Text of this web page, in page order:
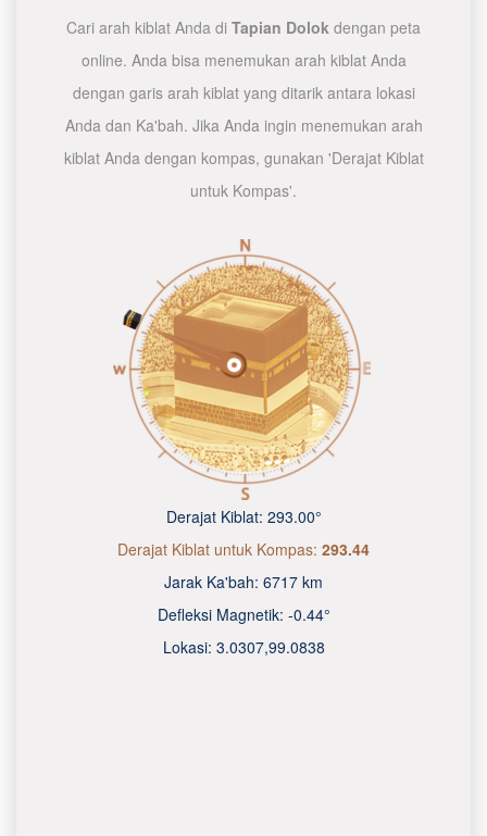
Cari arah kiblat Anda di Tapian Dolok dengan peta
online. Anda bisa menemukan arah kiblat Anda
dengan garis arah kiblat yang ditarik antara lokasi
Anda dan Ka'bah. Jika Anda ingin menemukan arah
kiblat Anda dengan kompas, gunakan 'Derajat Kiblat
untuk Kompas'.
Derajat Kiblat: 293.00°
Derajat Kiblat untuk Kompas: 293.44
Jarak Ka'bah: 6717 km
Defleksi Magnetik: -0.44°
Lokasi: 3.0307,99.0838